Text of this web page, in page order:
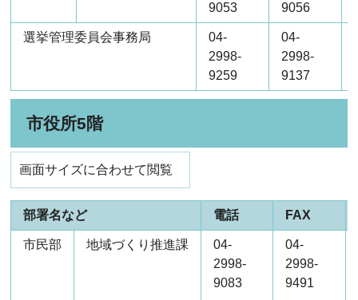
9053
9056
選挙管理委員会事務局
04-
2998-
9259
04-
2998-
9137
市役所5階
画面サイズに合わせて閲覧
部署名など 電話 FAX
市民部 地域づくり推進課
04-
2998-
9083
04-
2998-
9491